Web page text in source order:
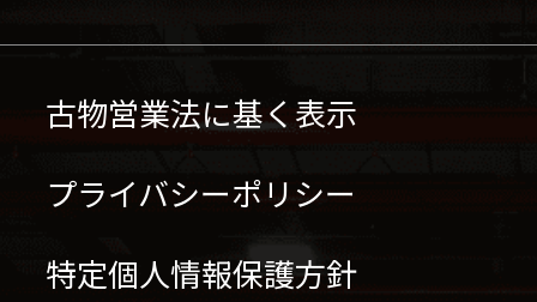
古物営業法に基く表示
プライバシーポリシー
特定個人情報保護方針